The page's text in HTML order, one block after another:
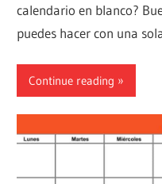
calendario en blanco?
puedes hacer con una
Continue reading